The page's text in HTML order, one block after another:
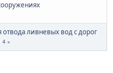
ливневых вод с дорог
4